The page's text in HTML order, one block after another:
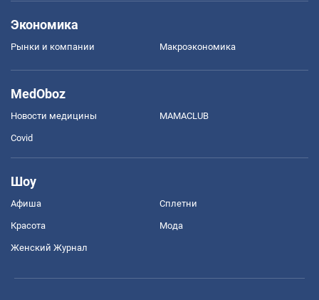
Экономика
Рынки и компании Mакроэкономика
MedOboz
Новости медицины MAMACLUB
Covid
Шоу
Афиша Сплетни
Красота Мода
Женский Журнал